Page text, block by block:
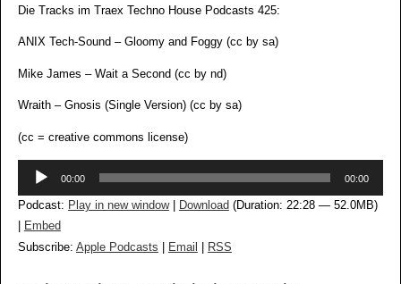
Die Tracks im Traex Techno House Podcasts 425:
ANIX Tech-Sound – Gloomy and Foggy (cc by sa)
Mike James – Wait a Second (cc by nd)
Wraith – Gnosis (Single Version) (cc by sa)
(cc = creative commons license)
Audio-
00:00 00:00
Podcast: Play in new window| Download (Duration: 22:28 — 52.0MB)
Embed
Subscribe: Apple Podcasts Email RSS